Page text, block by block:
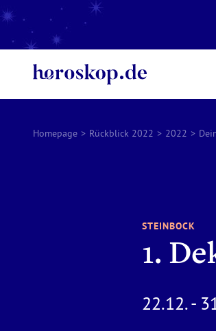
Homepage > Rückblick 2022 > 2022 >
STEINBOCK
1.
22.12. -